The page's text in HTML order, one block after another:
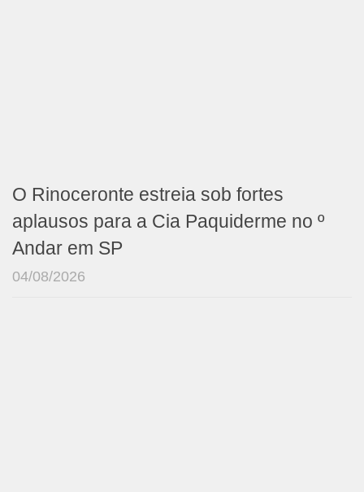
O Rinoceronte estreia sob fortes
aplausos para a Cia Paquiderme no º
Andar em SP
04/08/2026